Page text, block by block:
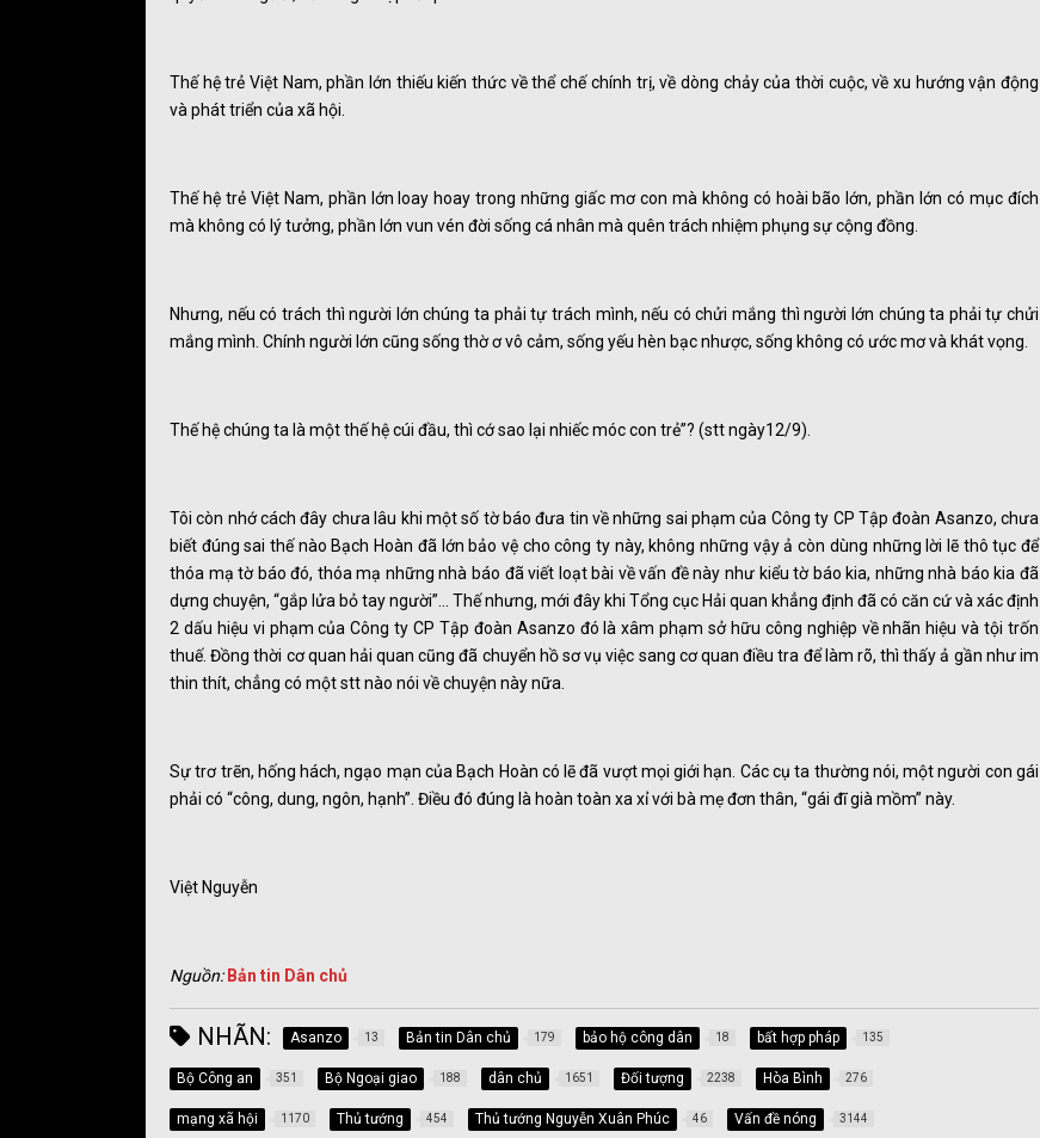
Thế hệ trẻ Việt Nam, phần lớn thiếu kiến thức về thể chế chính trị, về dòng chảy của thời cuộc, về xu hướng vận động
và phát triển của xã hội.
Thế hệ trẻ Việt Nam, phần lớn loay hoay trong những giấc mơ con mà không có hoài bão lớn, phần lớn có mục đích
mà không có lý tưởng, phần lớn vun vén đời sống cá nhân mà quên trách nhiệm phụng sự cộng đồng.
Nhưng, nếu có trách thì người lớn chúng ta phải tự trách mình, nếu có chửi mắng thì người lớn chúng ta phải tự chửi
mắng mình. Chính người lớn cũng sống thờ ơ vô cảm, sống yếu hèn bạc nhược, sống không có ước mơ và khát vọng.
Thế hệ chúng ta là một thế hệ cúi đầu, thì cớ sao lại nhiếc móc con trẻ”? (stt ngày12/9).
Tôi còn nhớ cách đây chưa lâu khi một số tờ báo đưa tin về những sai phạm của Công ty CP Tập đoàn Asanzo, chưa
biết đúng sai thế nào Bạch Hoàn đã lớn bảo vệ cho công ty này, không những vậy ả còn dùng những lời lẽ thô tục để
thóa mạ tờ báo đó, thóa mạ những nhà báo đã viết loạt bài về vấn đề này như kiểu tờ báo kia, những nhà báo kia đã
dựng chuyện, “gắp lửa bỏ tay người”... Thế nhưng, mới đây khi Tổng cục Hải quan khẳng định đã có căn cứ và xác định
2 dấu hiệu vi phạm của Công ty CP Tập đoàn Asanzo đó là xâm phạm sở hữu công nghiệp về nhãn hiệu và tội trốn
thuế. Đồng thời cơ quan hải quan cũng đã chuyển hồ sơ vụ việc sang cơ quan điều tra để làm rõ, thì thấy ả gần như im
thin thít, chẳng có một stt nào nói về chuyện này nữa.
Sự trơ trẽn, hống hách, ngạo mạn của Bạch Hoàn có lẽ đã vượt mọi giới hạn. Các cụ ta thường nói, một người con gái
phải có “công, dung, ngôn, hạnh”. Điều đó đúng là hoàn toàn xa xỉ với bà mẹ đơn thân, “gái đĩ già mồm” này.
Việt Nguyễn
Nguồn: Bản tin Dân chủ
NHÃN: Asanzo 13 Bản tin Dân chủ 179 bảo hộ công dân 18 bất hợp pháp 135
Bộ Công an 351 Bộ Ngoại giao 188 dân chủ 1651 Đối tượng 2238 Hòa Bình 276
mạng xã hội 1170 Thủ tướng 454 Thủ tướng Nguyễn Xuân Phúc 46 Vấn đề nóng 3144